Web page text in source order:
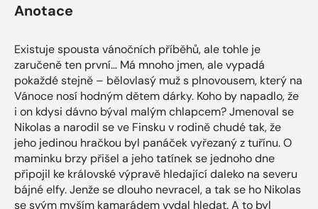
Anotace
Existuje spousta vánočních příběhů, ale tohle je
zaručeně ten první… Má mnoho jmen, ale vypadá
pokaždé stejně – bělovlasý muž s plnovousem, který na
Vánoce nosí hodným dětem dárky. Koho by napadlo, že
i on kdysi dávno býval malým chlapcem? Jmenoval se
Nikolas a narodil se ve Finsku v rodině chudé tak, že
jeho jedinou hračkou byl panáček vyřezaný z tuřínu. O
maminku brzy přišel a jeho tatínek se jednoho dne
připojil ke královské výpravě hledající daleko na severu
bájné elfy. Jenže se dlouho nevracel, a tak se ho Nikolas
se svým myším kamarádem vydal hledat. A to byl